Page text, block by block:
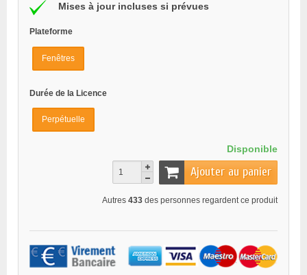
Mises à jour incluses si prévues
Plateforme
Fenêtres
Durée de la Licence
Perpétuelle
Disponible
Ajouter au panier
Autres 433 des personnes regardent ce produit